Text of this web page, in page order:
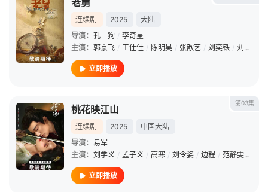
老舅
连续剧 2025
大陆
导演： 孔二狗 / 李奇星
主演： 郭京飞 / 王佳佳 / 陈明昊 / 张歆艺 / 刘奕铁 / 刘佩琦
立即播放
第03集
桃花映江山
连续剧 2025
中国大陆
导演： 易军
主演： 刘学义 / 孟子义 / 高寒 / 刘令姿 / 边程 / 范静雯 /
立即播放